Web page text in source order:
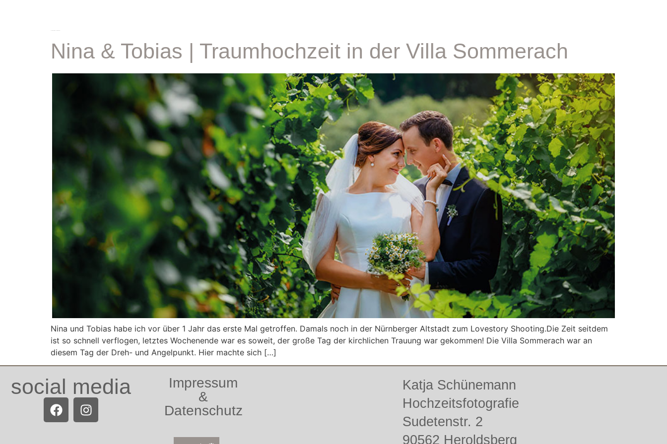
Nina & Tobias | Traumhochzeit in der Villa Sommerach
Nina und Tobias habe ich vor über 1 Jahr das erste Mal getroffen. Damals noch in der Nürnberger Altstadt zum Lovestory Shooting.Die Zeit seitdem
ist so schnell verflogen, letztes Wochenende war es soweit, der große Tag der kirchlichen Trauung war gekommen! Die Villa Sommerach war an
diesem Tag der Dreh- und Angelpunkt. Hier machte sich […]
social media
Impressum
&
Datenschutz
Katja Schünemann
Hochzeitsfotografie
Sudetenstr. 2
90562 Heroldsberg